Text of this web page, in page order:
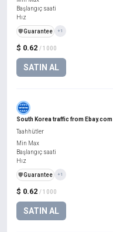
$ 0.62 / 1000
SATIN AL
Başlangıç saati
Hız
️🛡️Guarantee +1
South Korea traffic from Ebay.com
$ 0.62 / 1000
SATIN AL
Taahhütler
Min Max
Başlangıç saati
Hız
️🛡️Guarantee +1